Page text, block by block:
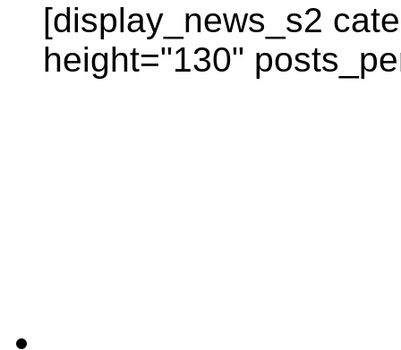
[display_news_s2
height="130"